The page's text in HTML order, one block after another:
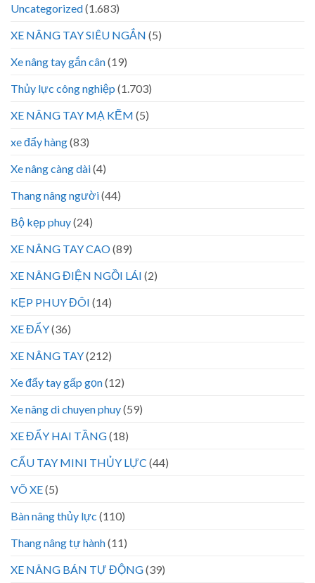
Uncategorized(1.683)
XE NÂNG TAY SIÊU NGẮN (5)
Xe nâng tay gắn cân(19)
Thủy lực công nghiệp (1.703)
XE NÂNG TAY MẠ KẼM (5)
xe đẩy hàng(83)
Xe nâng càng dài(4)
Thang nâng người(44)
Bộ kẹp phuy(24)
XE NÂNG TAY CAO(89)
XE NÂNG ĐIỆN NGỒI LÁI (2)
KẸP PHUY ĐÔI (14)
XE ĐẨY(36)
XE NÂNG TAY(212)
Xe đẩy tay gấp gọn(12)
Xe nâng di chuyen phuy(59)
XE ĐẨY HAI TẦNG(18)
CẨU TAY MINI THỦY LỰC (44)
VÕ XE(5)
Bàn nâng thủy lực (110)
Thang nâng tự hành(11)
XE NÂNG BÁN TỰ ĐỘNG(39)